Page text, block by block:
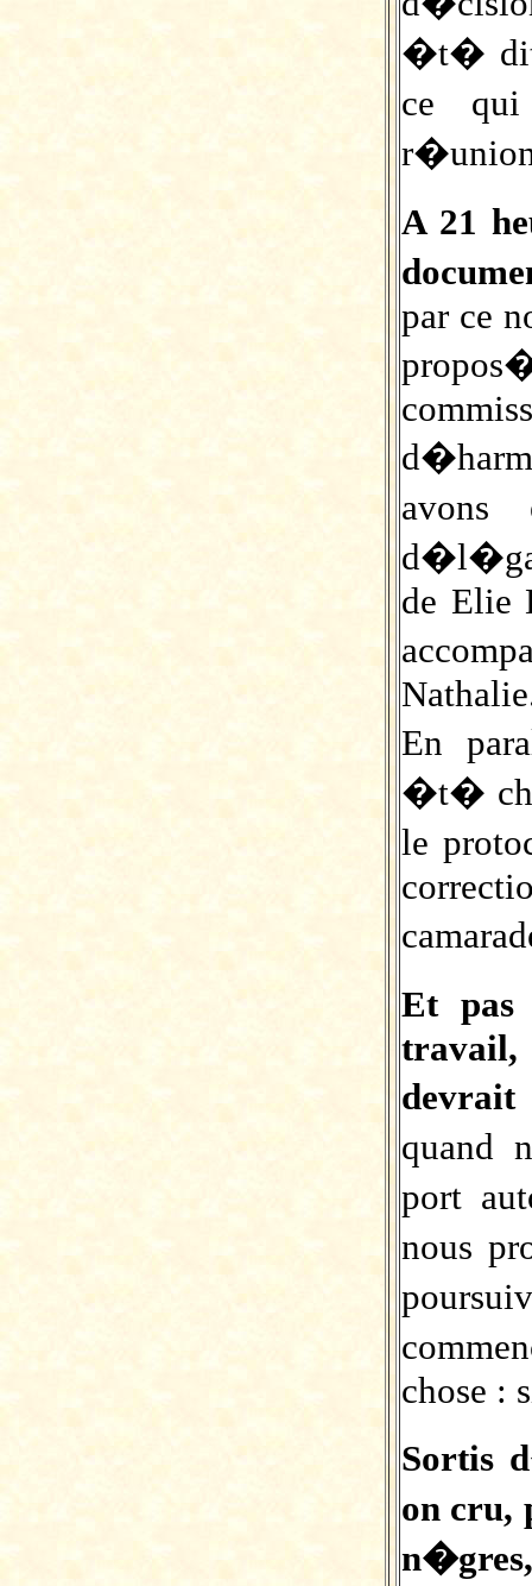
�t� dit
ce
A 21
par ce
avons
de Elie
En
�t�
le
Et pas
devrait
quand
port
nous
chose :
Sortis
on cru,